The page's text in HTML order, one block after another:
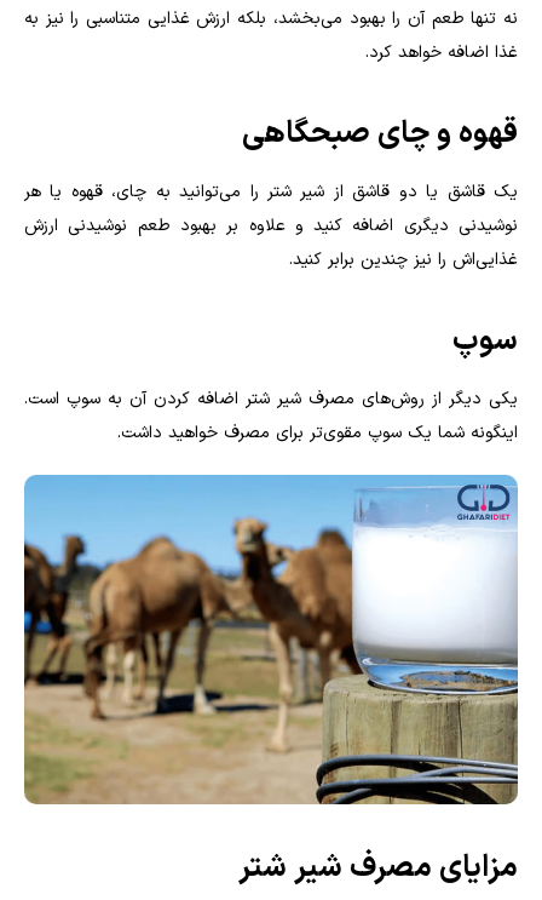
نه‌ تنها طعم آن را بهبود می‌بخشد، بلکه ارزش غذایی متناسبی را نیز به
غذا اضافه خواهد کرد.
قهوه و چای صبحگاهی
یک قاشق یا دو قاشق از شیر شتر را می‌توانید به چای، قهوه یا هر
نوشیدنی دیگری اضافه کنید و علاوه بر بهبود طعم نوشیدنی ارزش
غذایی‌اش را نیز چندین برابر کنید.
سوپ
یکی دیگر از روش‌های مصرف شیر شتر اضافه کردن آن به سوپ است.
اینگونه شما یک سوپ مقوی‌تر برای مصرف خواهید داشت.
مزایای مصرف شیر شتر